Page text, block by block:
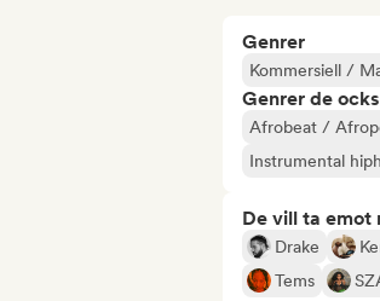
Genrer
Kommersiell /
Genrer de
Afrobeat /
Instrumental
De vill ta emot
Drake
Tems